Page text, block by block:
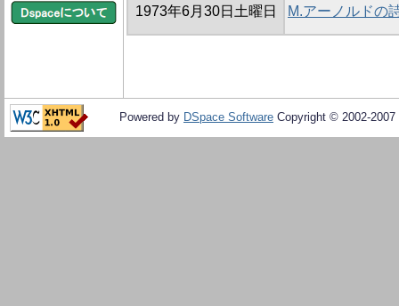
1973年6月30日土曜日 M.アーノルドの
Powered by DSpace Software Copyright © 2002-2007